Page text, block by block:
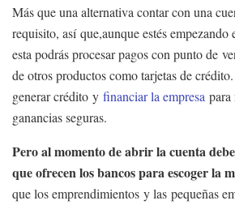
Más que una alternativa contar con una
requisito, así que,aunque estés empezando
esta podrás procesar pagos con punto de
de otros productos como tarjetas de
generar crédito y financiar la empresa para
ganancias seguras.
Pero al momento de abrir la cuenta
que ofrecen los bancos para escoger la
que los emprendimientos y las pequeñas